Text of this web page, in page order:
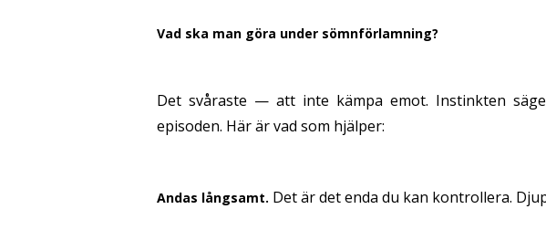
Vad ska man göra under sömnförlamning?
Det svåraste — att inte kämpa emot. Instinkten
episoden. Här är vad som hjälper:
Andas långsamt. Det är det enda du kan kontrollera.